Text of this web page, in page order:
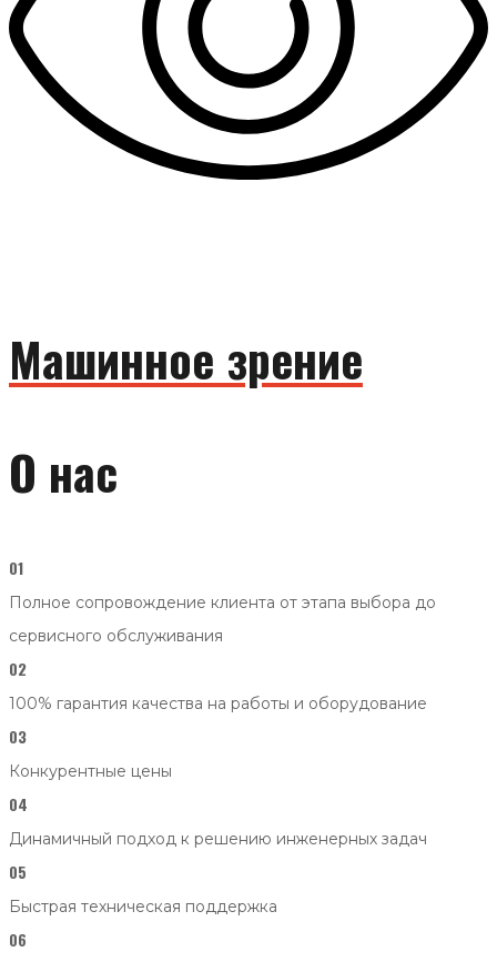
Машинное зрение
О нас
01
Полное сопровождение клиента от этапа выбора до
сервисного обслуживания
02
100% гарантия качества на работы и оборудование
03
Конкурентные цены
04
Динамичный подход к решению инженерных задач
05
Быстрая техническая поддержка
06